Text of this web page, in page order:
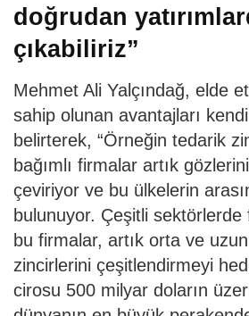
doğrudan
çıkabiliriz”
Mehmet Ali Yalçındağ, elde
sahip olunan avantajları
belirterek, “Örneğin tedarik
bağımlı firmalar artık
çeviriyor ve bu ülkelerin
bulunuyor. Çeşitli
bu firmalar, artık orta ve
zincirlerini çeşitlendirmeyi
cirosu 500 milyar doların